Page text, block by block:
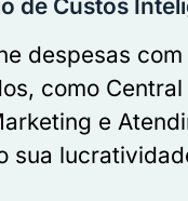
de Custos
despesas
como Central
e
sua